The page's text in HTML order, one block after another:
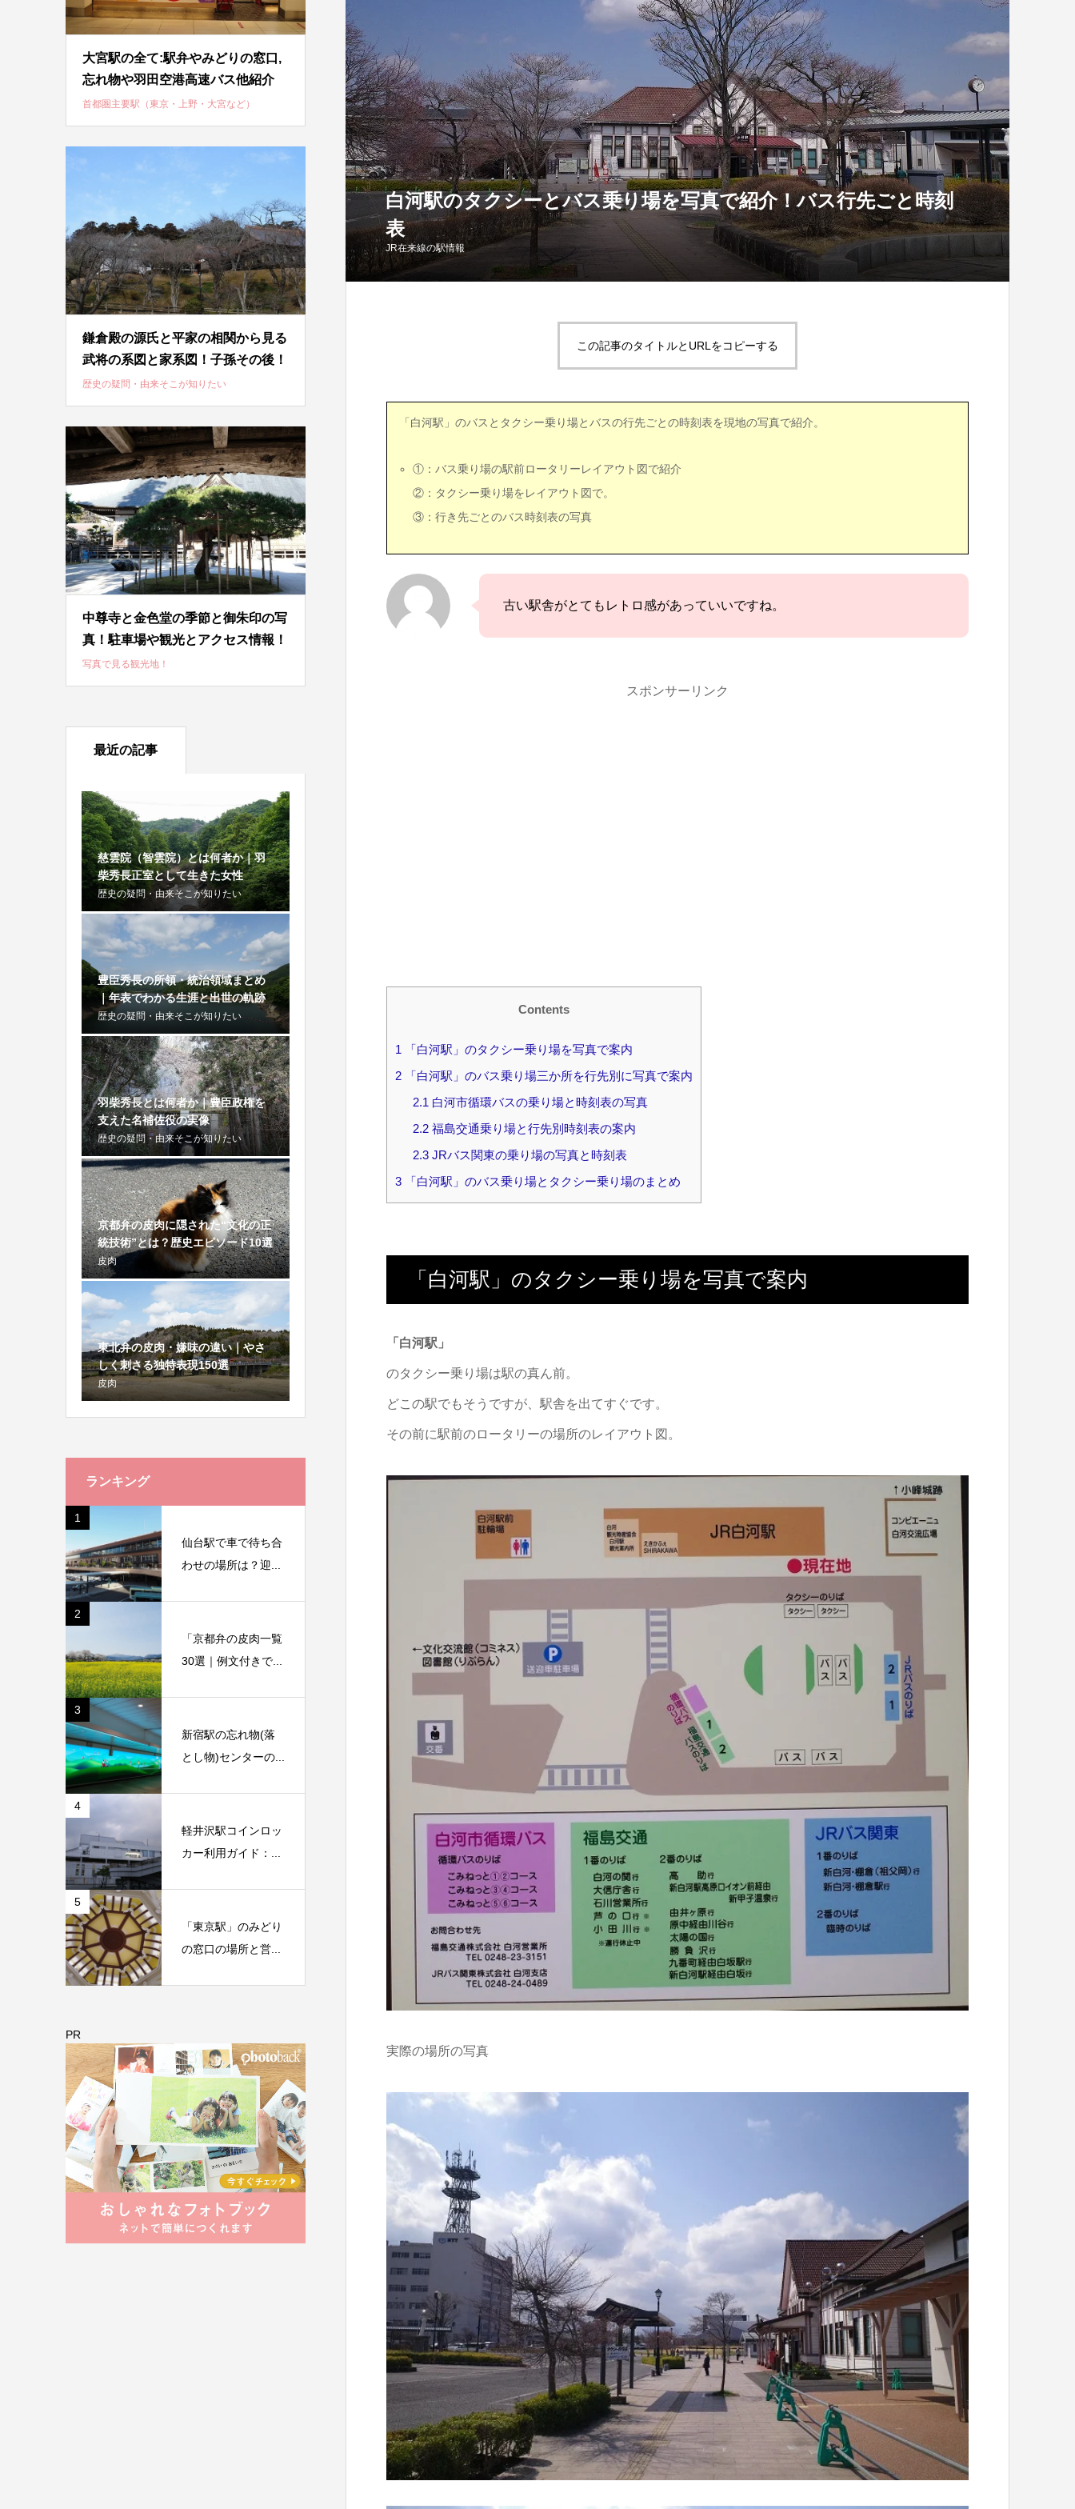
白河駅のタクシーとバス乗り場を写真で紹介！バス行先ごと時刻
表
JR在来線の駅情報
この記事のタイトルとURLをコピーする
「白河駅」のバスとタクシー乗り場とバスの行先ごとの時刻表を現地の写真で紹介。
①：バス乗り場の駅前ロータリーレイアウト図で紹介
②：タクシー乗り場をレイアウト図で。
③：行き先ごとのバス時刻表の写真
古い駅舎がとてもレトロ感があっていいですね。
スポンサーリンク
Contents
1 「白河駅」のタクシー乗り場を写真で案内
2「白河駅」のバス乗り場三か所を行先別に写真で案内
2.1 白河市循環バスの乗り場と時刻表の写真
2.2 福島交通乗り場と行先別時刻表の案内
2.3 JRバス関東の乗り場の写真と時刻表
3「白河駅」のバス乗り場とタクシー乗り場のまとめ
「白河駅」のタクシー乗り場を写真で案内
「白河駅」
のタクシー乗り場は駅の真ん前。
どこの駅でもそうですが、駅舎を出てすぐです。
その前に駅前のロータリーの場所のレイアウト図。
実際の場所の写真
大宮駅の全て:駅弁やみどりの窓口,
忘れ物や羽田空港高速バス他紹介
首都圏主要駅（東京・上野・大宮など）
鎌倉殿の源氏と平家の相関から見る
武将の系図と家系図！子孫その後！
歴史の疑問・由来そこが知りたい
中尊寺と金色堂の季節と御朱印の写
真！駐車場や観光とアクセス情報！
写真で見る観光地！
最近の記事
慈雲院（智雲院）とは何者か｜羽
柴秀長正室として生きた女性
歴史の疑問・由来そこが知りたい
豊臣秀長の所領・統治領域まとめ
｜年表でわかる生涯と出世の軌跡
歴史の疑問・由来そこが知りたい
羽柴秀長とは何者か｜豊臣政権を
支えた名補佐役の実像
歴史の疑問・由来そこが知りたい
京都弁の皮肉に隠された“文化の正
統技術”とは？歴史エピソード10選
皮肉
東北弁の皮肉・嫌味の違い｜やさ
しく刺さる独特表現150選
皮肉
ランキング
1
仙台駅で車で待ち合
わせの場所は？迎...
2
「京都弁の皮肉一覧
30選｜例文付きで...
3
新宿駅の忘れ物(落
とし物)センターの...
4
軽井沢駅コインロッ
カー利用ガイド：...
5
「東京駅」のみどり
の窓口の場所と営...
PR